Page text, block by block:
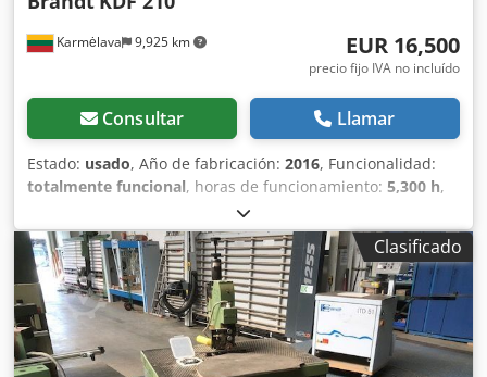
Karmėlava 9,925 km EUR 16,500
precio fijo IVA no incluído
Consultar Llamar
Estado: usado, Año de fabricación: 2016, Funcionalidad:
totalmente funcional, horas de funcionamiento: 5,300 h,
, tensión de entrada:
corriente de entrada:5 A, frecuencia de entrada:50 Hz,
tipo de corriente de entrada:CC, altura de la pieza (máx.):
60 mm, anchura de la pieza (máx.):60 mm , longitud de la
pieza (máx.):4,100 mm, grosor del borde (máx.):3 mm,
tipo de ajuste de altura:mecánico, avance eje X: 8 m/min
tipo de accionamiento:mecánico, altura total:1,800 mm,
longitud total:4,200 mm, ancho total:800 mm, peso total:
Clasificado